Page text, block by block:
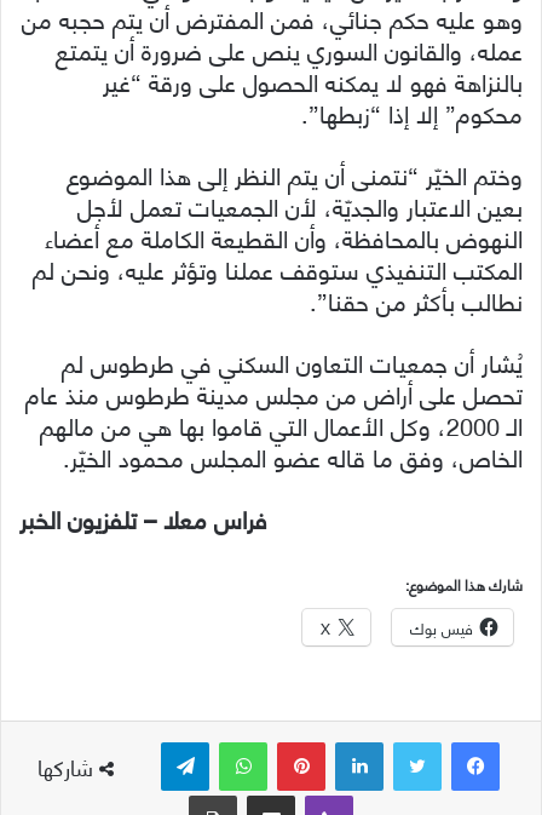
وهو عليه حكم جنائي، فمن المفترض أن يتم حجبه من
عمله، والقانون السوري ينص على ضرورة أن يتمتع
بالنزاهة فهو لا يمكنه الحصول على ورقة “غير
محكوم” إلا إذا “زبطها”.
وختم الخيّر “نتمنى أن يتم النظر إلى هذا الموضوع
بعين الاعتبار والجديّة، لأن الجمعيات تعمل لأجل
النهوض بالمحافظة، وأن القطيعة الكاملة مع أعضاء
المكتب التنفيذي ستوقف عملنا وتؤثر عليه، ونحن لم
نطالب بأكثر من حقنا”.
يُشار أن جمعيات التعاون السكني في طرطوس لم
تحصل على أراض من مجلس مدينة طرطوس منذ عام
الـ 2000، وكل الأعمال التي قاموا بها هي من مالهم
الخاص، وفق ما قاله عضو المجلس محمود الخيّر.
فراس معلا – تلفزيون الخبر
شارك هذا الموضوع:
فيس بوك X
شاركها
لينكدإن بينتيريست واتساب
ڤايبر
مشاركة عبر البريد طباعة